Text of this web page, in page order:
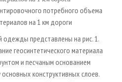
представлены на рис. 1.
геосинтетического материала
и песчаным основанием
конструктивных слоев.